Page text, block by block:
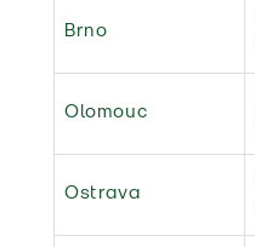
Brno
Olomouc
Ostrava